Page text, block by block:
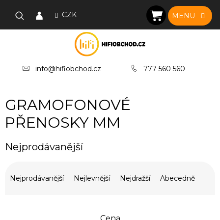
CZK
info@hifiobchod.cz 777 560 560
NÁKUPNÍ
KOŠÍK
GRAMOFONOVÉ
PŘENOSKY MM
Nejprodávanější
Nejprodávanější Nejlevnější Nejdražší Abecedně